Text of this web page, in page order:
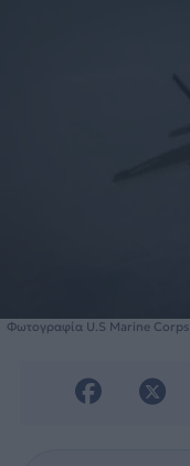
Φωτογραφία U.S Marine Corps